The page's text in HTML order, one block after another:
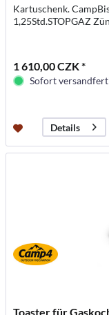
Kartuschenk.
1,25Std.STOPGAZ
1 610,00 CZK *
Sofort
Details
Toaster für